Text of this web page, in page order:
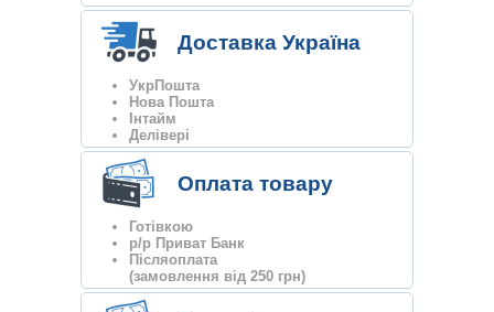
Доставка Україна
УкрПошта
Нова Пошта
Інтайм
Делівері
Оплата товару
Готівкою
р/р Приват Банк
Післяоплата
(замовлення від 250 грн)